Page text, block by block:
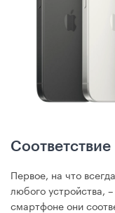
Первое, на что
любого устройства,
смартфоне они